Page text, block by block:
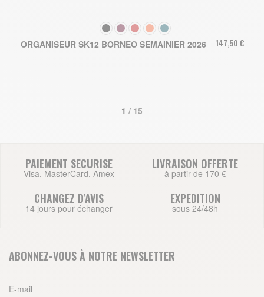
COULEUR
ORGANISEUR SK12 BORNEO SEMAINIER 2026 147,50 €
1 / 15
PAIEMENT SECURISE
Visa, MasterCard, Amex
LIVRAISON OFFERTE
à partir de 170 €
CHANGEZ D'AVIS
14 jours pour échanger
EXPEDITION
sous 24/48h
ABONNEZ-VOUS À NOTRE NEWSLETTER